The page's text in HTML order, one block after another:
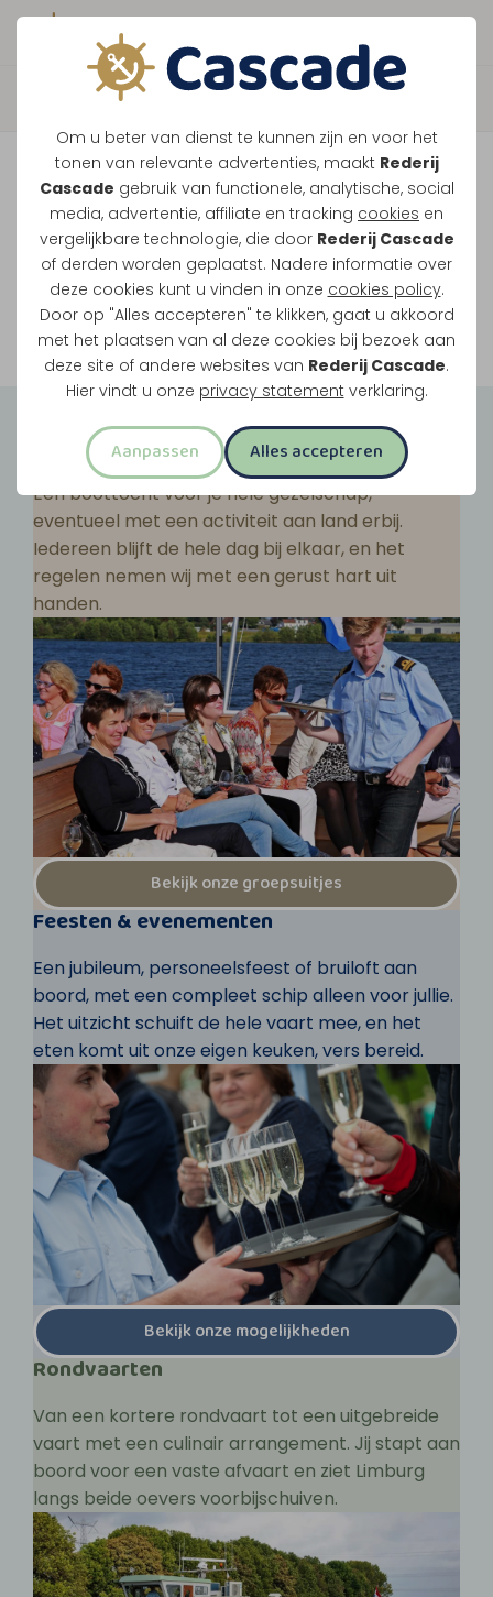
Om u beter van dienst te kunnen zijn en voor het
tonen van relevante advertenties, maakt Rederij
Cascade gebruik van functionele, analytische, social
media, advertentie, affiliate en tracking cookies en
vergelijkbare technologie, die door Rederij Cascade
of derden worden geplaatst. Nadere informatie over
deze cookies kunt u vinden in onze cookies policy.
Door op "Alles accepteren" te klikken, gaat u akkoord
met het plaatsen van al deze cookies bij bezoek aan
deze site of andere websites van Rederij Cascade.
Hier vindt u onze privacy statement verklaring.
Aanpassen Alles accepteren
Boek direct je vaart
Vaar je mee over de
Maasplassen?
Ondanks de lage waterstanden gaan
onze vaarten gewoon door.
Bekijk onze rondvaarten
Groepsuitjes
Een boottocht voor je hele gezelschap,
eventueel met een activiteit aan land erbij.
Iedereen blijft de hele dag bij elkaar, en het
regelen nemen wij met een gerust hart uit
handen.
Bekijk onze groepsuitjes
Feesten & evenementen
Een jubileum, personeelsfeest of bruiloft aan
boord, met een compleet schip alleen voor jullie.
Het uitzicht schuift de hele vaart mee, en het
eten komt uit onze eigen keuken, vers bereid.
Bekijk onze mogelijkheden
Rondvaarten
Van een kortere rondvaart tot een uitgebreide
vaart met een culinair arrangement. Jij stapt aan
boord voor een vaste afvaart en ziet Limburg
langs beide oevers voorbijschuiven.